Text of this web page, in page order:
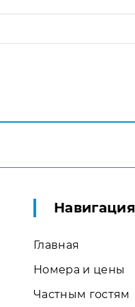
Навигация
Главная
Номера и цены
Частным гостям